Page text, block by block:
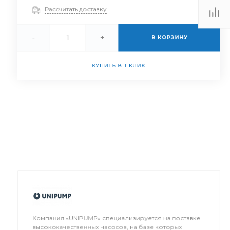
Рассчитать доставку
- + В КОРЗИНУ
КУПИТЬ В 1 КЛИК
Компания «UNIPUMP» специализируется на поставке
высококачественных насосов, на базе которых